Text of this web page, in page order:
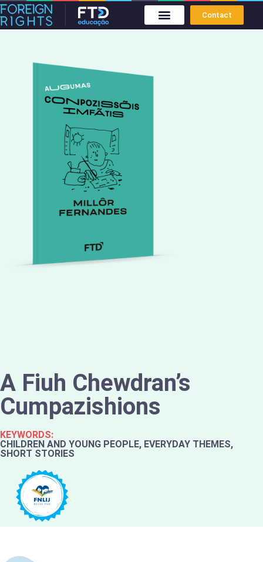
Contact
A Fiuh Chewdran’s
Cumpazishions
KEYWORDS:
CHILDREN AND YOUNG PEOPLE, EVERYDAY THEMES,
SHORT STORIES